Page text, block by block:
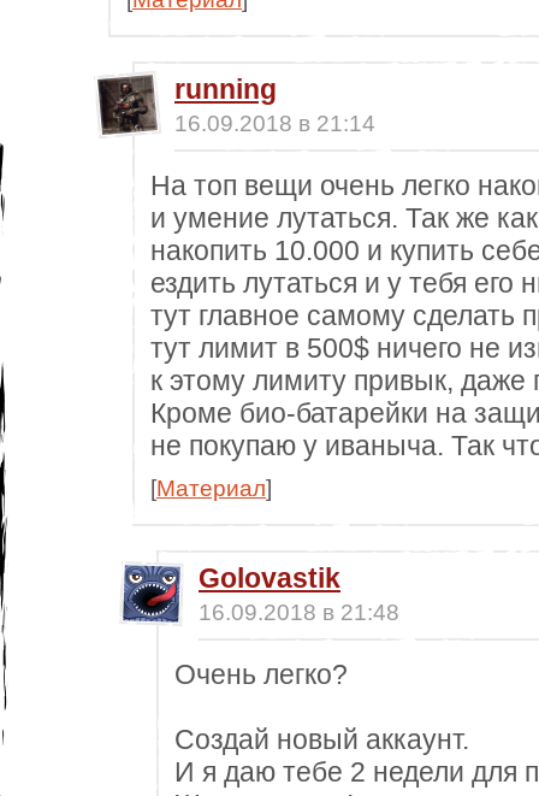
running
16.09.2018 в 21:14
На топ вещи очень легко
и умение лутаться. Так же
накопить 10.000 и купить
ездить лутаться и у тебя его
тут главное самому сделать
тут лимит в 500$ ничего не
к этому лимиту привык, даже
Кроме био-батарейки на
не покупаю у иваныча. Так
[Материал]
Golovastik
16.09.2018 в 21:48
Очень легко?
Создай новый аккаунт.
И я даю тебе 2 недели для